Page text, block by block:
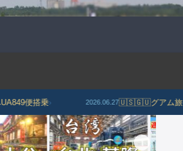
2026.06.27 🇺🇸🇬🇺グアム旅行記｜RIHGA